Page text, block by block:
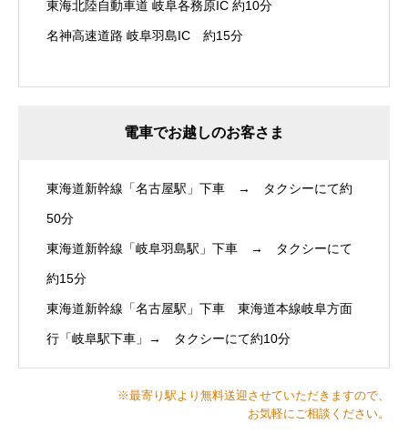
東海北陸自動車道 岐阜各務原IC 約10分
名神高速道路 岐阜羽島IC 約15分
電車でお越しのお客さま
東海道新幹線「名古屋駅」下車 → タクシーにて約
50分
東海道新幹線「岐阜羽島駅」下車 → タクシーにて
約15分
東海道新幹線「名古屋駅」下車 東海道本線岐阜方面
行「岐阜駅下車」→ タクシーにて約10分
※最寄り駅より無料送迎させていただきますので、
お気軽にご相談ください。